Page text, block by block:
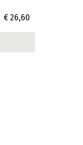
€ 26,60